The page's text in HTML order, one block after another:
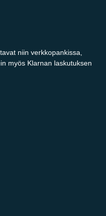
niin verkkopankissa,
myös Klarnan laskutuksen